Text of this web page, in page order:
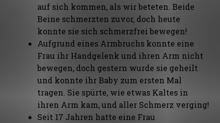
auf sich kommen, als wir beteten. Beide
Beine schmerzten zuvor, doch heute
konnte sie sich schmerzfrei bewegen!
Aufgrund eines Armbruchs konnte eine
Frau ihr Handgelenk und ihren Arm nicht
bewegen, doch gestern wurde sie geheilt
und konnte ihr Baby zum ersten Mal
tragen. Sie spürte, wie etwas Kaltes in
ihren Arm kam, und aller Schmerz verging!
Seit 17 Jahren hatte eine Frau